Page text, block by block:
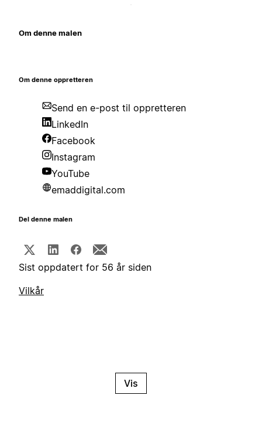
Om denne malen
Om denne oppretteren
Send en e-post til oppretteren
LinkedIn
Facebook
Instagram
YouTube
emaddigital.com
Del denne malen
Sist oppdatert for 56 år siden
Vilkår
Vis